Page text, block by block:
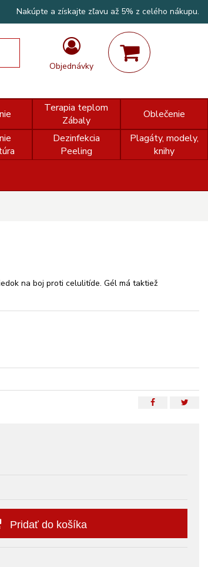
Nakúpte a získajte zľavu až 5% z celého nákupu.
Objednávky
Terapia teplom
Zábaly
Oblečenie
Dezinfekcia
Peeling
Plagáty, modely,
knihy
Pridať do košíka
na boj proti celulitíde. Gél má taktiež